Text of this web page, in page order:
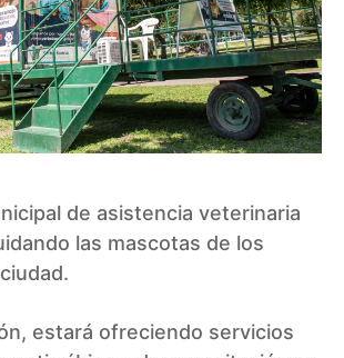
de asistencia veterinaria
las mascotas de los
estará ofreciendo servicios